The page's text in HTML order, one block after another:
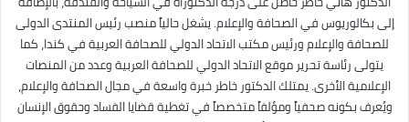
إلى بكالوريوس في الصحافة والإعلام. يشغل حالياً منصب رئيس المنتدى الدولى
للصحافة والإعلام ورئيس مكتب الاتحاد الدولي للصحافة العربية في كندا، كما
يتولى رئاسة تحرير موقع الاتحاد الدولي للصحافة العربية وعدد من المنصات
الإعلامية الأخرى. يمتلك الدكتور خاطر خبرة واسعة في مجال الصحافة والإعلام،
ويُعرف بكونه صحفياً ومؤلفاً متخصصاً في تغطية قضايا الفساد وحقوق الإنسان